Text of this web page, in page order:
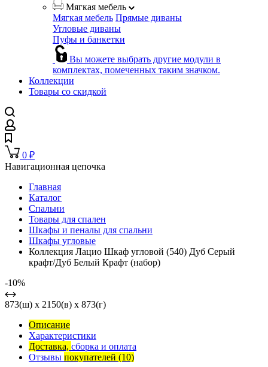
Мягкая мебель
Мягкая мебель Прямые диваны
Угловые диваны
Пуфы и банкетки
Вы можете выбрать другие модули в
комплектах, помеченных таким значком.
Коллекции
Товары со скидкой
0 ₽
Навигационная цепочка
Главная
Каталог
Спальни
Товары для спален
Шкафы и пеналы для спальни
Шкафы угловые
Коллекция Лацио Шкаф угловой (540) Дуб Серый
крафт/Дуб Белый Крафт (набор)
-10%
873(ш) x 2150(в) x 873(г)
Описание
Характеристики
Доставка, сборка и оплата
Отзывы покупателей (10)